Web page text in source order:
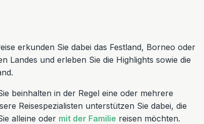
erkunden Sie dabei das Festland, Borneo oder
Landes und erleben Sie die Highlights sowie die
beinhalten in der Regel eine oder mehrere
Reisespezialisten unterstützen Sie dabei, die
alleine oder mit der Familie reisen möchten.